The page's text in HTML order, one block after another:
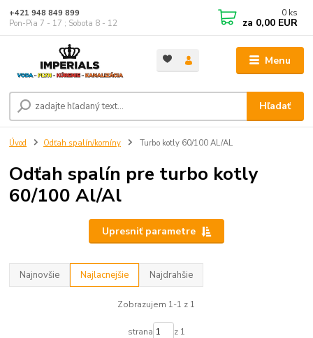
Menu
Hľadať
+421 948 849 899
Pon-Pia 7 - 17 ; Sobota 8 - 12
0 ks
za 0,00 EUR
Úvod Odťah spalín/komíny Turbo kotly 60/100 AL/AL
Odťah spalín pre turbo kotly
60/100 Al/Al
Upresniť parametre
Najnovšie Najlacnejšie Najdrahšie
Zobrazujem 1-1 z 1
strana z 1